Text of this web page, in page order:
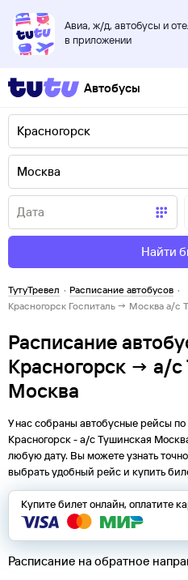
Авиа, ж/д, автобусы и
в приложении
Автобусы
Найти
ТутуТревел · Расписание автобусов ·
Красногорск Госпиталь → Москва а/с
Расписание
Красногорск → а/с
Москва
У нас собраны автобусные рейсы
Красногорск - а/с Тушинская
любую дату. Вы можете узнать
выбрать удобный рейс и купить
Купите билет онлайн, оплатите
Расписание на обратное